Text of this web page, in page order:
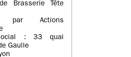
Brasserie Tête
par Actions
: 33 quai
Gaulle